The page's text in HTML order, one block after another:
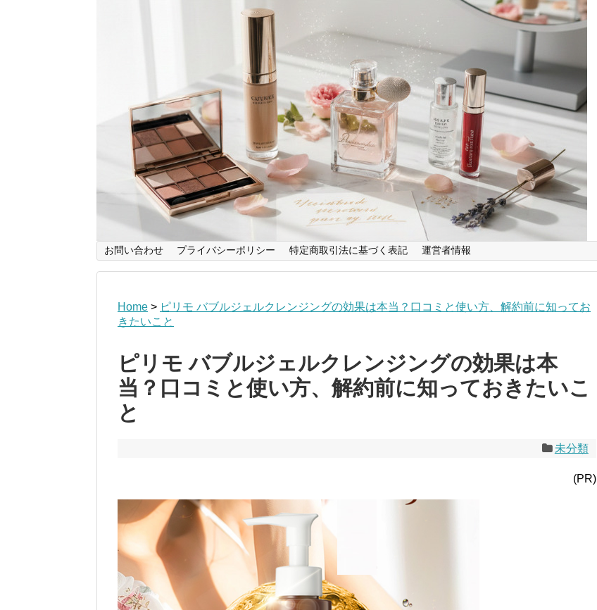
お問い合わせ プライバシーポリシー 特定商取引法に基づく表記 運営者情報
Home > ピリモ バブルジェルクレンジングの効果は本当？口コミと使い方、解約前に知ってお
きたいこと
ピリモ バブルジェルクレンジングの効果は本
当？口コミと使い方、解約前に知っておきたいこ
と
未分類
(PR)